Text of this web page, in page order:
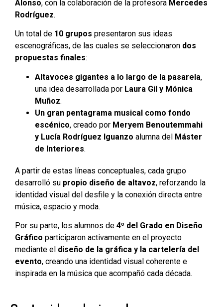
Alonso, con la colaboración de la profesora Mercedes
Rodríguez.
Un total de 10 grupos presentaron sus ideas
escenográficas, de las cuales se seleccionaron dos
propuestas finales:
Altavoces gigantes a lo largo de la pasarela,
una idea desarrollada por Laura Gil y Mónica
Muñoz.
Un gran pentagrama musical como fondo
escénico, creado por Meryem Benoutemmahi
y Lucía Rodríguez Iguanzo alumna del Máster
de Interiores.
A partir de estas líneas conceptuales, cada grupo
desarrolló su propio diseño de altavoz, reforzando la
identidad visual del desfile y la conexión directa entre
música, espacio y moda.
Por su parte, los alumnos de 4º del Grado en Diseño
Gráfico participaron activamente en el proyecto
mediante el diseño de la gráfica y la cartelería del
evento, creando una identidad visual coherente e
inspirada en la música que acompañó cada década.